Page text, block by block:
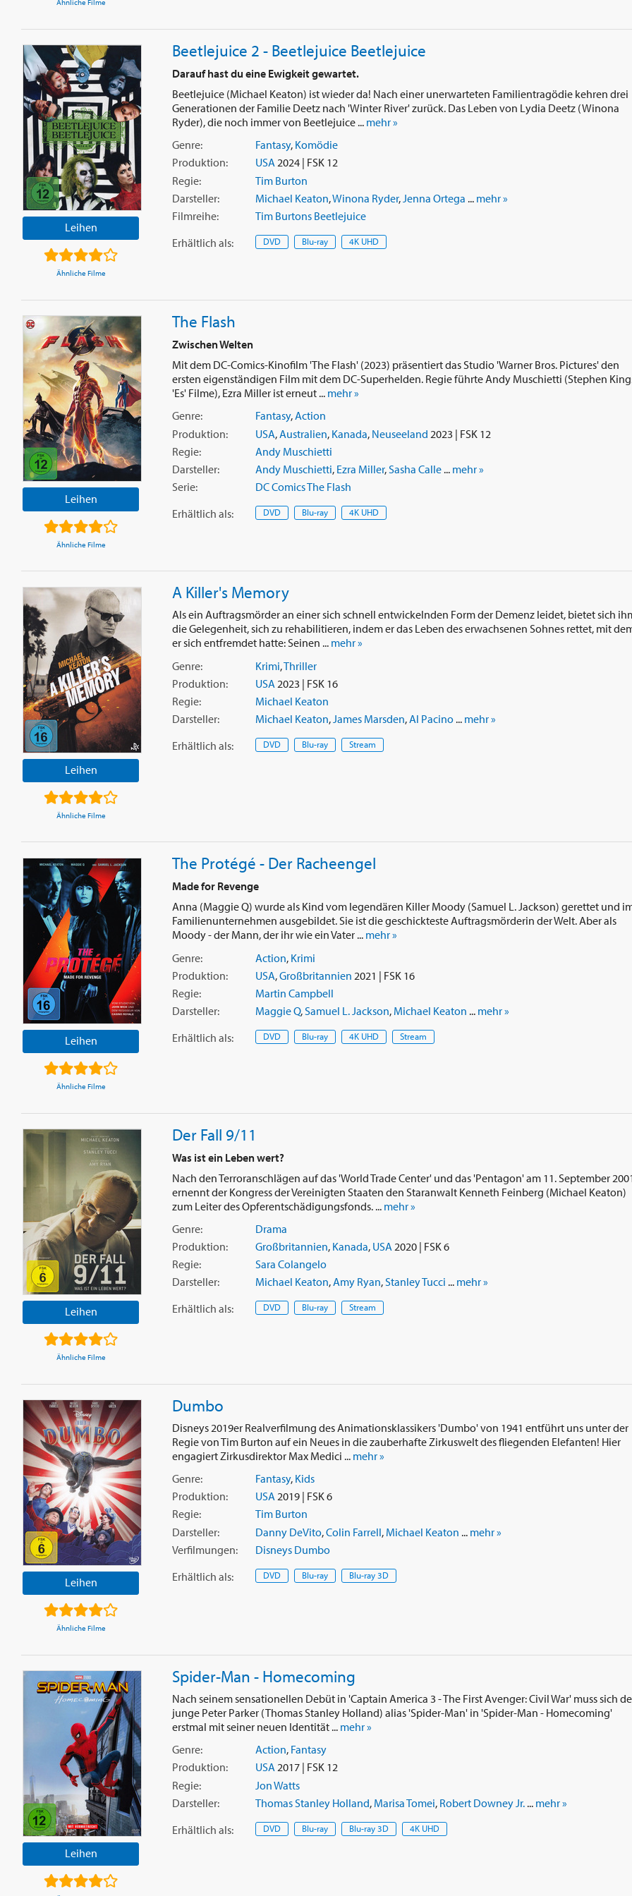
Ähnliche Filme
Leihen
Ähnliche Filme
Beetlejuice 2 - Beetlejuice Beetlejuice
Darauf hast du eine Ewigkeit gewartet.
Beetlejuice (Michael Keaton) ist wieder da! Nach einer unerwarteten Familientragödie kehren drei
Generationen der Familie Deetz nach 'Winter River' zurück. Das Leben von Lydia Deetz (Winona
Ryder), die noch immer von Beetlejuice ... mehr »
Genre:
Fantasy, Komödie
Produktion:
USA2024 | FSK 12
Regie:
Tim Burton
Darsteller:
Michael Keaton,Winona Ryder, Jenna Ortega ... mehr »
Filmreihe:
Tim Burtons Beetlejuice
Erhältlich als: DVD Blu-ray 4K UHD
Leihen
Ähnliche Filme
The Flash
Zwischen Welten
Mit dem DC-Comics-Kinofilm 'The Flash' (2023) präsentiert das Studio 'Warner Bros. Pictures' den
ersten eigenständigen Film mit dem DC-Superhelden. Regie führte Andy Muschietti (Stephen
'Es' Filme), Ezra Miller ist erneut ... mehr »
Genre:
Fantasy,Action
Produktion:
USA,Australien, Kanada, Neuseeland 2023 | FSK 12
Regie:
Andy Muschietti
Darsteller:
Andy Muschietti, Ezra Miller, Sasha Calle... mehr »
Serie:
DC Comics The Flash
Erhältlich als: DVD Blu-ray 4K UHD
Leihen
Ähnliche Filme
A Killer's Memory
Als ein Auftragsmörder an einer sich schnell entwickelnden Form der Demenz leidet, bietet sich
die Gelegenheit, sich zu rehabilitieren, indem er das Leben des erwachsenen Sohnes rettet, mit
er sich entfremdet hatte: Seinen ... mehr »
Genre:
Krimi,Thriller
Produktion:
USA 2023 | FSK 16
Regie:
Michael Keaton
Darsteller:
Michael Keaton,James Marsden,Al Pacino... mehr »
Erhältlich als: DVD Blu-ray Stream
Leihen
Ähnliche Filme
The Protégé - Der Racheengel
Made for Revenge
Anna (Maggie Q) wurde als Kind vom legendären Killer Moody (Samuel L. Jackson) gerettet und
Familienunternehmen ausgebildet. Sie ist die geschickteste Auftragsmörderin der Welt. Aber als
Moody - der Mann, der ihr wie ein Vater ... mehr »
Genre:
Action, Krimi
Produktion:
USA,Großbritannien 2021 | FSK 16
Regie:
Martin Campbell
Darsteller:
Maggie Q,Samuel L. Jackson, Michael Keaton ... mehr »
Erhältlich als: DVD Blu-ray 4K UHD Stream
Leihen
Ähnliche Filme
Der Fall 9/11
Was ist ein Leben wert?
Nach den Terroranschlägen auf das 'World Trade Center' und das 'Pentagon' am 11. September
ernennt der Kongress der Vereinigten Staaten den Staranwalt Kenneth Feinberg (Michael Keaton)
zum Leiter des Opferentschädigungsfonds. ... mehr »
Genre:
Drama
Produktion:
Großbritannien, Kanada, USA2020 | FSK 6
Regie:
Sara Colangelo
Darsteller:
Michael Keaton,Amy Ryan,Stanley Tucci ... mehr »
Erhältlich als: DVD Blu-ray Stream
Leihen
Ähnliche Filme
Dumbo
Disneys 2019er Realverfilmung des Animationsklassikers 'Dumbo' von 1941 entführt uns unter der
Regie von Tim Burton auf ein Neues in die zauberhafte Zirkuswelt des fliegenden Elefanten! Hier
engagiert Zirkusdirektor Max Medici ... mehr »
Genre:
Fantasy, Kids
Produktion:
USA2019 | FSK 6
Regie:
Tim Burton
Darsteller:
Danny DeVito,Colin Farrell, Michael Keaton ... mehr »
Verfilmungen:
Disneys Dumbo
Erhältlich als: DVD Blu-ray Blu-ray 3D
Leihen
Spider-Man - Homecoming
Nach seinem sensationellen Debüt in 'Captain America 3 - The First Avenger: Civil War' muss sich
junge Peter Parker (Thomas Stanley Holland) alias 'Spider-Man' in 'Spider-Man - Homecoming'
erstmal mit seiner neuen Identität ... mehr »
Genre:
Action, Fantasy
Produktion:
USA2017 | FSK 12
Regie:
Jon Watts
Darsteller:
Thomas Stanley Holland, Marisa Tomei, Robert Downey Jr.... mehr »
Erhältlich als: DVD Blu-ray Blu-ray 3D 4K UHD